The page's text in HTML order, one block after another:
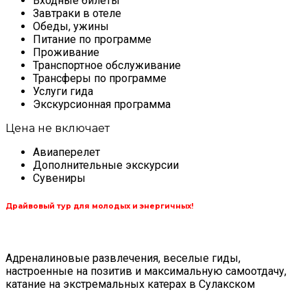
Завтраки в отеле
Обеды, ужины
Питание по программе
Проживание
Транспортное обслуживание
Трансферы по программе
Услуги гида
Экскурсионная программа
Цена не включает
Авиаперелет
Дополнительные экскурсии
Сувениры
Драйвовый тур для молодых и энергичных!
Адреналиновые развлечения, веселые гиды,
настроенные на позитив и максимальную самоотдачу,
катание на экстремальных катерах в Сулакском